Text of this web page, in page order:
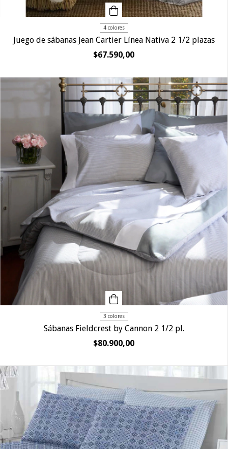
4 colores
Juego de sábanas Jean Cartier Línea Nativa 2 1/2 plazas
$67.590,00
3 colores
Sábanas Fieldcrest by Cannon 2 1/2 pl.
$80.900,00